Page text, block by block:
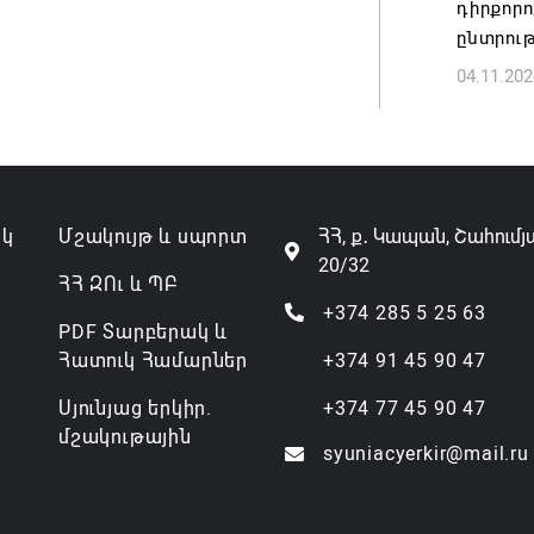
Մշակույթ և սպորտ
ՀՀ ԶՈւ և ՊԲ
PDF Տարբերակ և
Հատուկ Համարներ
Սյունյաց երկիր.
մշակութային
ՀՀ, ք․ Կապան,
20/32
+374 285 5 25 63
+374 91 45 90 47
+374 77 45 90 47
syuniacyerkir@mail.ru